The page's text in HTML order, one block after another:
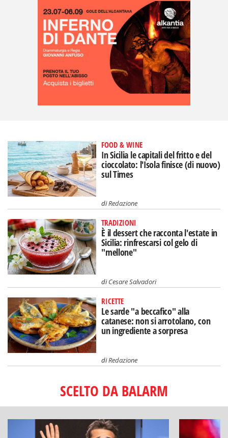
FOOD & WINE
In Sicilia le capitali del fritto e del
cioccolato: l'Isola finisce (di nuovo)
sul Times
diRedazione
TRADIZIONI
È il dessert che racconta l'estate in
Sicilia: rinfrescarsi col gelo di
"mellone"
diCesare Salvadori
RICETTE
Le sarde "a beccafico" alla
catanese: non si arrotolano, con
un ingrediente a sorpresa
diRedazione
SCELTO DA BALARM